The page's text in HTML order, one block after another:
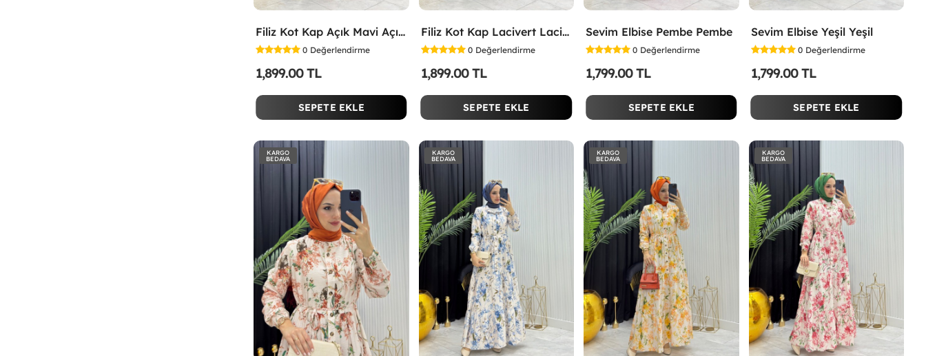
Filiz Kot Kap Açık Mavi Açık Mavi
0 Değerlendirme
1,899.00 TL
SEPETE EKLE
Filiz Kot Kap Lacivert Lacivert
0 Değerlendirme
1,899.00 TL
SEPETE EKLE
Sevim Elbise Pembe Pembe
0 Değerlendirme
1,799.00 TL
SEPETE EKLE
Sevim Elbise Yeşil Yeşil
0 Değerlendirme
1,799.00 TL
SEPETE EKLE
KARGO
BEDAVA
KARGO
BEDAVA
KARGO
BEDAVA
KARGO
BEDAVA